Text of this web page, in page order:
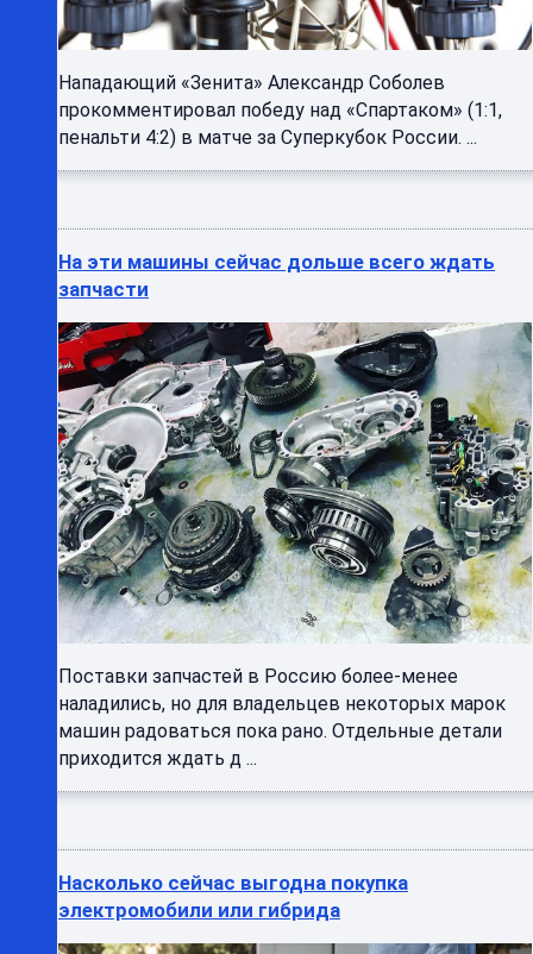
Нападающий «Зенита» Александр Соболев
прокомментировал победу над «Спартаком» (1:1,
пенальти 4:2) в матче за Суперкубок России. ...
На эти машины сейчас дольше всего ждать
запчасти
Поставки запчастей в Россию более-менее
наладились, но для владельцев некоторых марок
машин радоваться пока рано. Отдельные детали
приходится ждать д ...
Насколько сейчас выгодна покупка
электромобили или гибрида